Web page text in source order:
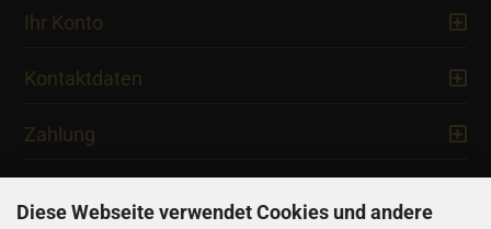
Diese Webseite verwendet Cookies und andere
Ihr Konto
Kontaktdaten
Zahlung